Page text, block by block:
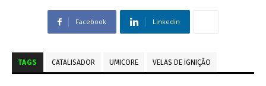
Facebook Linkedin
TAGS CATALISADOR UMICORE VELAS DE IGNIÇÃO